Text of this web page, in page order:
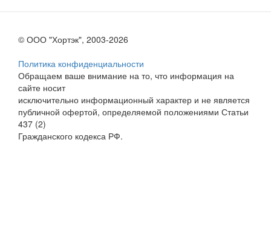
© ООО "Хортэк", 2003-2026
Политика конфиденциальности
Обращаем ваше внимание на то, что информация на
сайте носит
исключительно информационный характер и не является
публичной офертой, определяемой положениями Статьи
437 (2)
Гражданского кодекса РФ.